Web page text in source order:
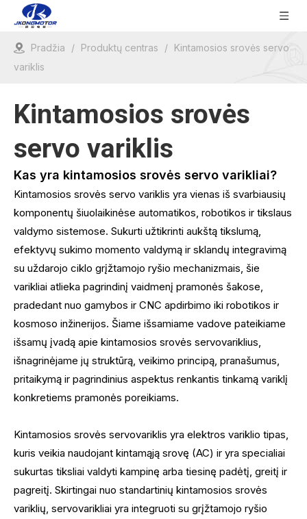
Pradžia / Produktų centras / Kintamosios srovės servo
variklis
Kintamosios srovės
servo variklis
Kas yra kintamosios srovės servo varikliai?
Kintamosios srovės servo variklis yra vienas iš svarbiausių
komponentų šiuolaikinėse automatikos, robotikos ir tikslaus
valdymo sistemose. Sukurti užtikrinti aukštą tikslumą,
efektyvų sukimo momento valdymą ir sklandų integravimą
su uždarojo ciklo grįžtamojo ryšio mechanizmais, šie
varikliai atlieka pagrindinį vaidmenį pramonės šakose,
pradedant nuo gamybos ir CNC apdirbimo iki robotikos ir
kosmoso inžinerijos. Šiame išsamiame vadove pateikiame
išsamų įvadą apie kintamosios srovės servovariklius,
išnagrinėjame jų struktūrą, veikimo principą, pranašumus,
pritaikymą ir pagrindinius aspektus renkantis tinkamą variklį
konkretiems pramonės poreikiams.
Kintamosios srovės servovariklis yra elektros variklio tipas,
kuris veikia naudojant kintamąją srovę (AC) ir yra specialiai
sukurtas tiksliai valdyti kampinę arba tiesinę padėtį, greitį ir
pagreitį. Skirtingai nuo standartinių kintamosios srovės
variklių, servovarikliai yra integruoti su grįžtamojo ryšio